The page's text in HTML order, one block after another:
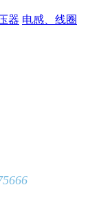
器 电感、线圈